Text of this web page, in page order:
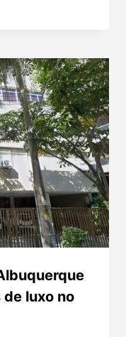
luxo no